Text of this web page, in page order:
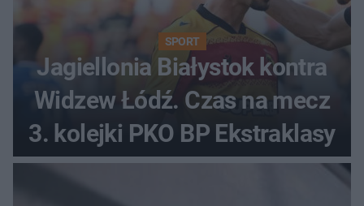
SPORT
Jagiellonia Białystok kontra
Widzew Łódź. Czas na mecz
3. kolejki PKO BP Ekstraklasy